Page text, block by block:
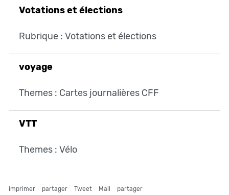
Votations et élections
Rubrique : Votations et élections
voyage
Themes : Cartes journalières CFF
VTT
Themes : Vélo
imprimer partager Tweet Mail partager